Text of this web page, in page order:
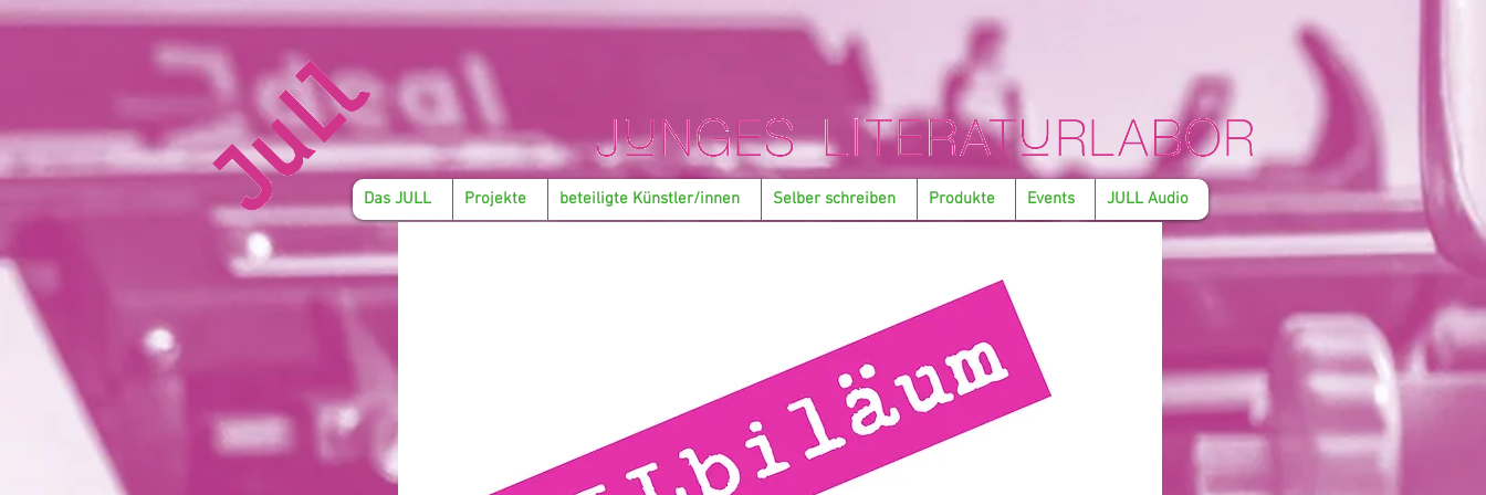
Das JULL Projekte beteiligte Künstler/innen Selber schreiben Produkte Events JULL Audio